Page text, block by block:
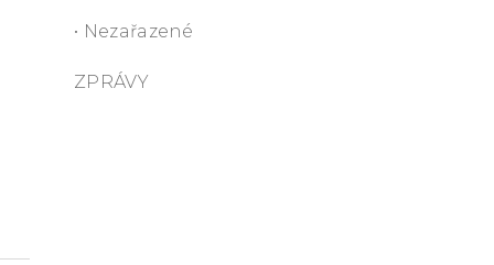
• Nezařazené
ZPRÁVY